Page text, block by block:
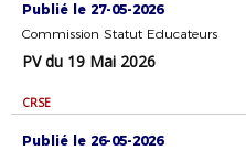
Publié le 27-05-2026
Commission Statut Educateurs
PV du 19 Mai 2026
CRSE
Publié le 26-05-2026